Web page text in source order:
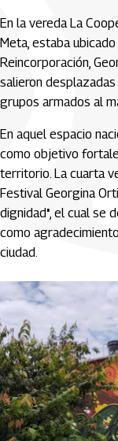
En la vereda La
Meta, estaba
Reincorporación,
salieron
grupos armados al
En aquel espacio
como objetivo
territorio. La cuarta
Festival Georgina
dignidad', el cual se
como
ciudad.